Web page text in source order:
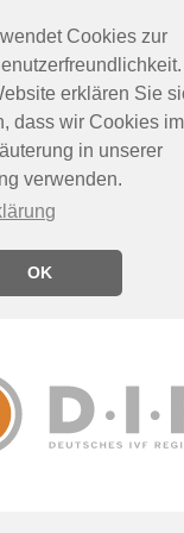
Cookies zur
erklären Sie
dass wir Cookies im
in unserer
verwenden.
OK